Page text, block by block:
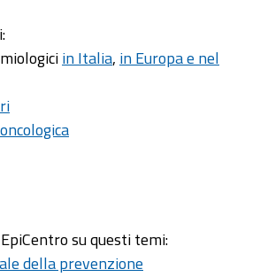
in Italia, in Europa e nel
su questi temi:
della prevenzione